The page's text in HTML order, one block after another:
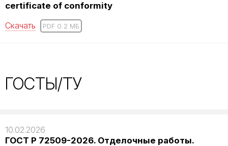
certificate of conformity
Скачать
PDF 0.2 MБ
ГОСТЫ/ТУ
10.02.2026
ГОСТ Р 72509-2026. Отделочные работы.